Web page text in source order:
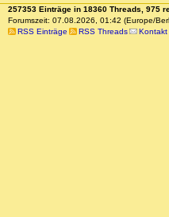
257353 Einträge in 18360 Threads, 975
Forumszeit: 07.08.2026, 01:42 (Europe/
RSS Einträge
RSS Threads Kontakt